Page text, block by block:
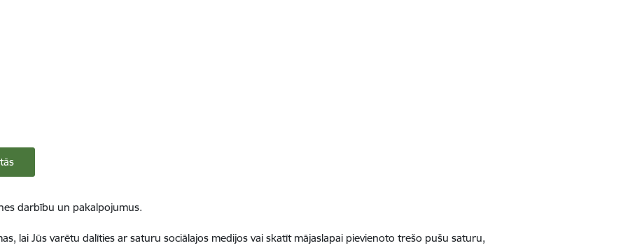
darbību un pakalpojumus.
lai Jūs varētu dalīties ar saturu sociālajos medijos vai skatīt mājaslapai pievienoto trešo pušu saturu,